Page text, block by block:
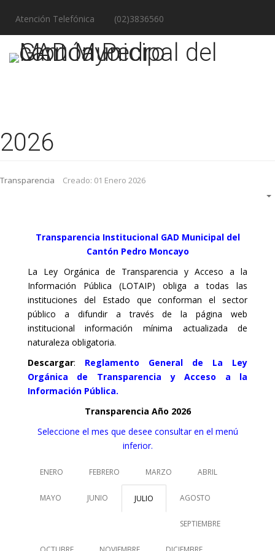
Atención Telefónica (02)3836560
2026
Transparencia Creado: 01 Enero 2026
Transparencia Institucional GAD Municipal del
Cantón Pedro Moncayo
La Ley Orgánica de Transparencia y Acceso a la
Información Pública (LOTAIP) obliga a todas las
instituciones del Estado que conforman el sector
público a difundir a través de la página web
institucional información mínima actualizada de
naturaleza obligatoria.
Descargar: Reglamento General de La Ley
Orgánica de Transparencia y Acceso a la
Información Pública.
Transparencia Año 2026
Seleccione el mes que desee consultar en el menú
inferior.
ENERO FEBRERO MARZO ABRIL
MAYO JUNIO JULIO AGOSTO
SEPTIEMBRE